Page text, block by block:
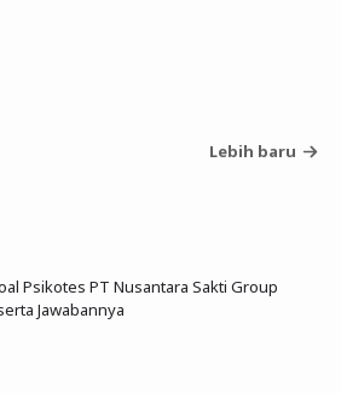
Lebih baru
Psikotes PT Nusantara Sakti Group
Jawabannya